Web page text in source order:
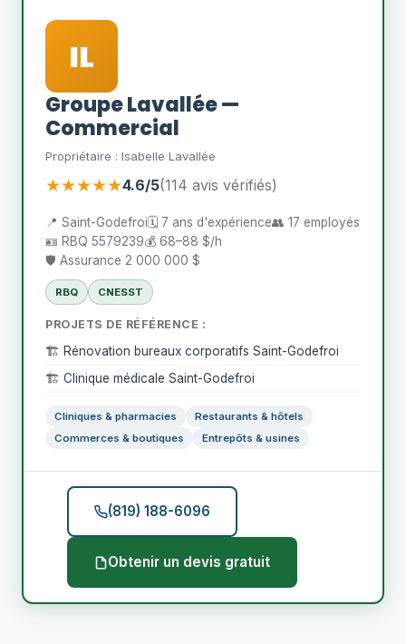
IL
Groupe Lavallée —
Commercial
Propriétaire : Isabelle Lavallée
★★★★★4.6/5(114 avis vérifiés)
📍 Saint-Godefroi🗓️ 7 ans d'expérience👥 17 employés
🪪 RBQ 5579239💰 68–88 $/h
🛡️ Assurance 2 000 000 $
RBQ CNESST
PROJETS DE RÉFÉRENCE :
🏗️ Rénovation bureaux corporatifs Saint-Godefroi
🏗️ Clinique médicale Saint-Godefroi
Cliniques & pharmacies
Restaurants & hôtels
Commerces & boutiques
Entrepôts & usines
(819) 188-6096
Obtenir un devis gratuit